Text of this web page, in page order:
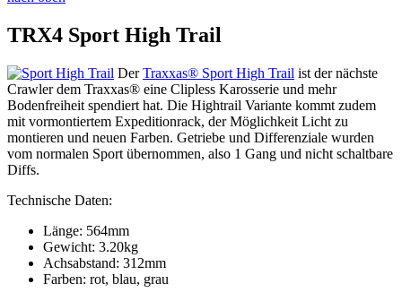
TRX4 Sport High Trail
DerTraxxas® Sport High Trail ist der nächste
Crawler dem Traxxas® eine Clipless Karosserie und mehr
Bodenfreiheit spendiert hat. Die Hightrail Variante kommt zudem
mit vormontiertem Expeditionrack, der Möglichkeit Licht zu
montieren und neuen Farben. Getriebe und Differenziale wurden
vom normalen Sport übernommen, also 1 Gang und nicht schaltbare
Diffs.
Technische Daten:
Länge: 564mm
Gewicht: 3.20kg
Achsabstand: 312mm
Farben: rot, blau, grau